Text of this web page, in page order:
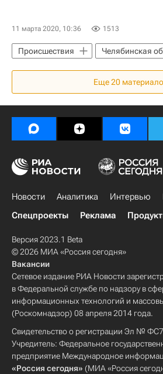
11 марта 2020, 10:36 1513
Происшествия
Челябинская
Следственный комитет России (СК
Криминал
Еще20
Новости Аналитика Интервью
Спецпроекты
Реклама
Версия 2023.1 Beta
© 2026 МИА «Россия сегодня»
Вакансии
Сетевое издание РИА Новости
в Федеральной службе по надзору в
информационных технологий и
(Роскомнадзор) 08 апреля 2014 года.
Свидетельство о регистрации Эл №
Учредитель: Федеральное
предприятие Международное
«Россия сегодня» (МИА «Россия